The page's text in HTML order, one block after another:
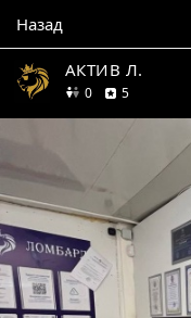
Назад
АКТИВ Л.
0друзей
5отзывов